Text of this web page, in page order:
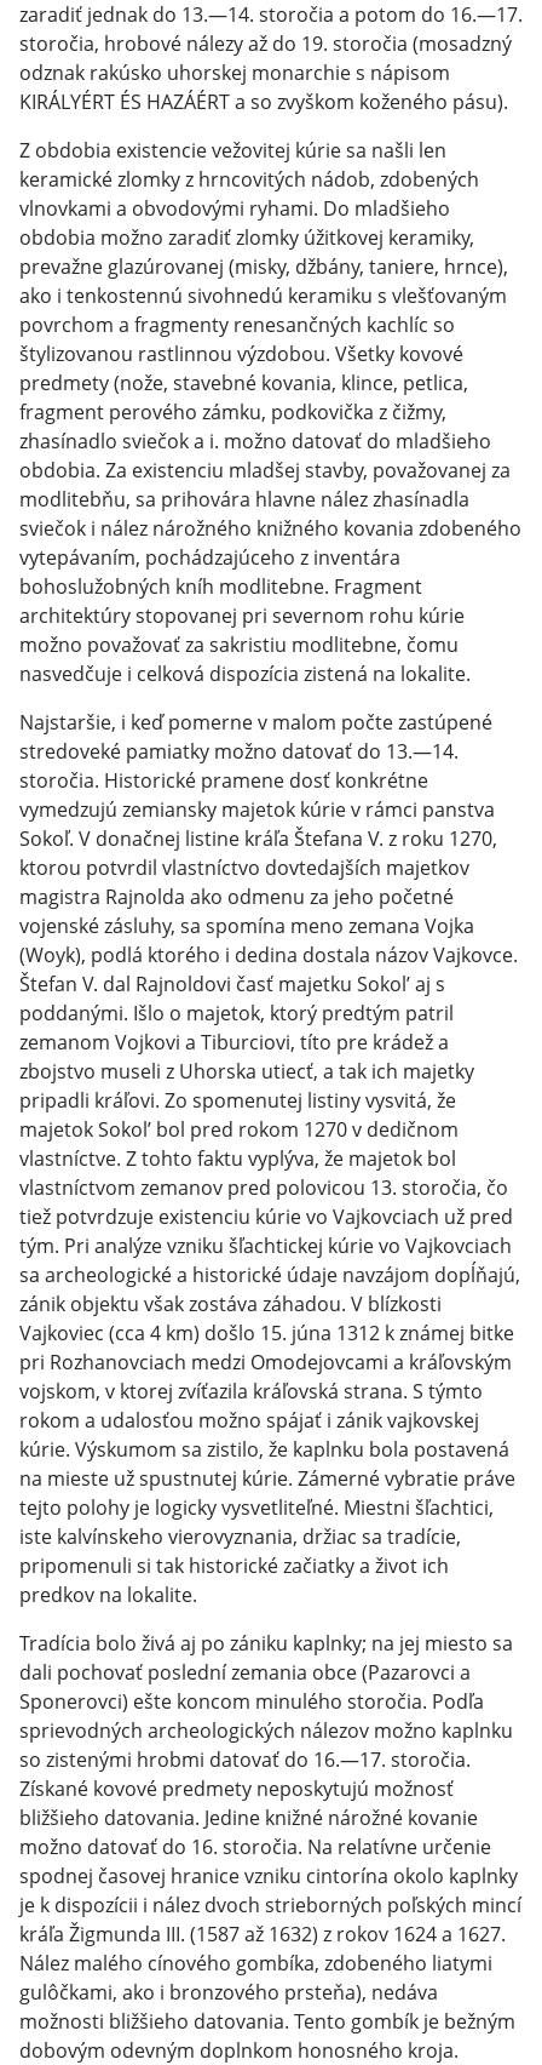
zaradiť jednak do 13.—14. storočia a potom do 16.—17.
storočia, hrobové nálezy až do 19. storočia (mosadzný
odznak rakúsko uhorskej monarchie s nápisom
KIRÁLYÉRT ÉS HAZÁÉRT a so zvyškom koženého pásu).
Z obdobia existencie vežovitej kúrie sa našli len
keramické zlomky z hrncovitých nádob, zdobených
vlnovkami a obvodovými ryhami. Do mladšieho
obdobia možno zaradiť zlomky úžitkovej keramiky,
prevažne glazúrovanej (misky, džbány, taniere, hrnce),
ako i tenkostennú sivohnedú keramiku s vlešťovaným
povrchom a fragmenty renesančných kachlíc so
štylizovanou rastlinnou výzdobou. Všetky kovové
predmety (nože, stavebné kovania, klince, petlica,
fragment perového zámku, podkovička z čižmy,
zhasínadlo sviečok a i. možno datovať do mladšieho
obdobia. Za existenciu mladšej stavby, považovanej za
modlitebňu, sa prihovára hlavne nález zhasínadla
sviečok i nález nárožného knižného kovania zdobeného
vytepávaním, pochádzajúceho z inventára
bohoslužobných kníh modlitebne. Fragment
architektúry stopovanej pri severnom rohu kúrie
možno považovať za sakristiu modlitebne, čomu
nasvedčuje i celková dispozícia zistená na lokalite.
Najstaršie, i keď pomerne v malom počte zastúpené
stredoveké pamiatky možno datovať do 13.—14.
storočia. Historické pramene dosť konkrétne
vymedzujú zemiansky majetok kúrie v rámci panstva
Sokoľ. V donačnej listine kráľa Štefana V. z roku 1270,
ktorou potvrdil vlastníctvo dovtedajších majetkov
magistra Rajnolda ako odmenu za jeho početné
vojenské zásluhy, sa spomína meno zemana Vojka
(Woyk), podlá ktorého i dedina dostala názov Vajkovce.
Štefan V. dal Rajnoldovi časť majetku Sokol’ aj s
poddanými. Išlo o majetok, ktorý predtým patril
zemanom Vojkovi a Tiburciovi, títo pre krádež a
zbojstvo museli z Uhorska utiecť, a tak ich majetky
pripadli kráľovi. Zo spomenutej listiny vysvitá, že
majetok Sokol’ bol pred rokom 1270 v dedičnom
vlastníctve. Z tohto faktu vyplýva, že majetok bol
vlastníctvom zemanov pred polovicou 13. storočia, čo
tiež potvrdzuje existenciu kúrie vo Vajkovciach už pred
tým. Pri analýze vzniku šľachtickej kúrie vo Vajkovciach
sa archeologické a historické údaje navzájom dopĺňajú,
zánik objektu však zostáva záhadou. V blízkosti
Vajkoviec (cca 4 km) došlo 15. júna 1312 k známej bitke
pri Rozhanovciach medzi Omodejovcami a kráľovským
vojskom, v ktorej zvíťazila kráľovská strana. S týmto
rokom a udalosťou možno spájať i zánik vajkovskej
kúrie. Výskumom sa zistilo, že kaplnku bola postavená
na mieste už spustnutej kúrie. Zámerné vybratie práve
tejto polohy je logicky vysvetliteľné. Miestni šľachtici,
iste kalvínskeho vierovyznania, držiac sa tradície,
pripomenuli si tak historické začiatky a život ich
predkov na lokalite.
Tradícia bolo živá aj po zániku kaplnky; na jej miesto sa
dali pochovať poslední zemania obce (Pazarovci a
Sponerovci) ešte koncom minulého storočia. Podľa
sprievodných archeologických nálezov možno kaplnku
so zistenými hrobmi datovať do 16.—17. storočia.
Získané kovové predmety neposkytujú možnosť
bližšieho datovania. Jedine knižné nárožné kovanie
možno datovať do 16. storočia. Na relatívne určenie
spodnej časovej hranice vzniku cintorína okolo kaplnky
je k dispozícii i nález dvoch strieborných poľských mincí
kráľa Žigmunda III. (1587 až 1632) z rokov 1624 a 1627.
Nález malého cínového gombíka, zdobeného liatymi
gulôčkami, ako i bronzového prsteňa), nedáva
možnosti bližšieho datovania. Tento gombík je bežným
dobovým odevným doplnkom honosného kroja.